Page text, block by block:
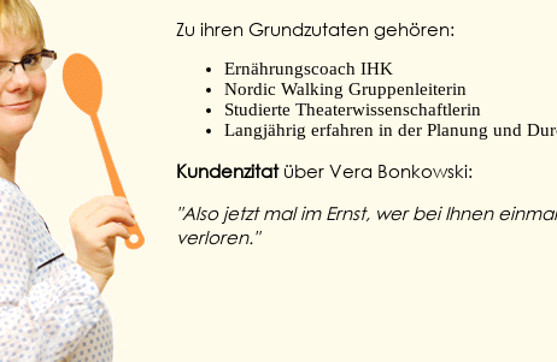
Zu ihren Grundzutaten gehören:
Ernährungscoach IHK
Nordic Walking Gruppenleiterin
Studierte Theaterwissenschaftlerin
Langjährig erfahren in der Planung und
Kundenzitatüber Vera Bonkowski:
"Also jetzt mal im Ernst, wer bei Ihnen
verloren."